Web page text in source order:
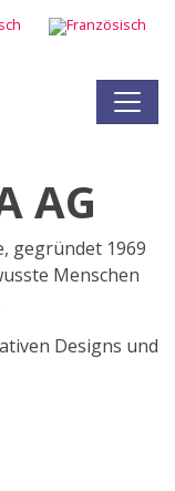
AG
gegründet 1969
Menschen
Designs und